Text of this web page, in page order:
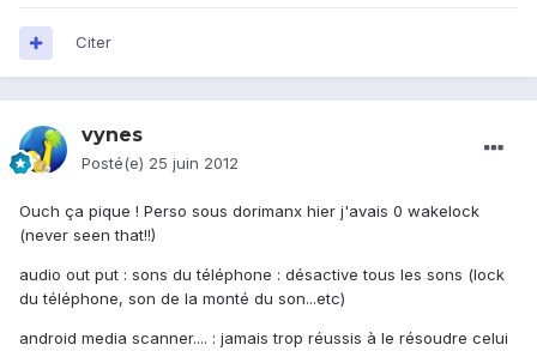
Citer
vynes
Posté(e) 25 juin 2012
Ouch ça pique ! Perso sous dorimanx hier j'avais 0 wakelock
(never seen that!!)
audio out put : sons du téléphone : désactive tous les sons (lock
du téléphone, son de la monté du son...etc)
android media scanner.... : jamais trop réussis à le résoudre celui